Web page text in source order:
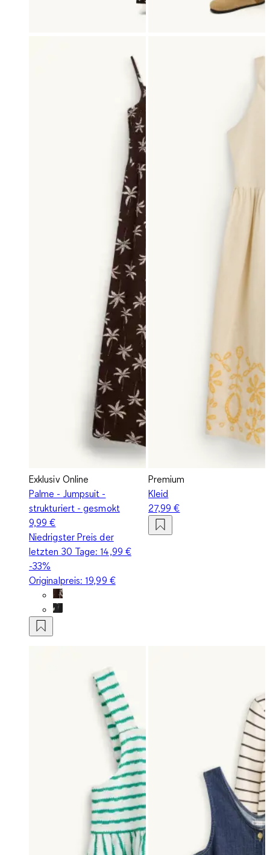
Exklusiv Online
Palme - Jumpsuit -
strukturiert - gesmokt
9,99 €
Niedrigster Preis der
letzten 30 Tage:14,99 €
-33%
Originalpreis:19,99 €
Premium
Kleid
27,99 €